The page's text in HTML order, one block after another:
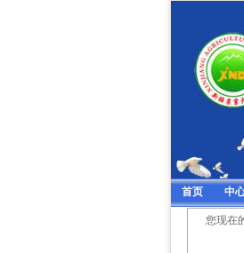
首页 中
您现在